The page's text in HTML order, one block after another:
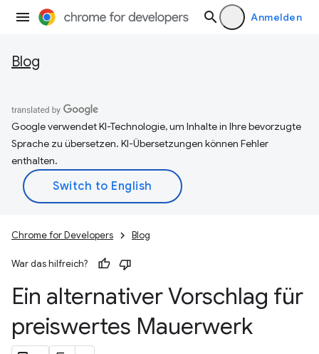
Anmelden
Blog
Google verwendet KI-Technologie, um Inhalte in Ihre bevorzugte
Sprache zu übersetzen. KI-Übersetzungen können Fehler
enthalten.
Chrome for Developers Blog
War das hilfreich?
Ein alternativer Vorschlag für
preiswertes Mauerwerk